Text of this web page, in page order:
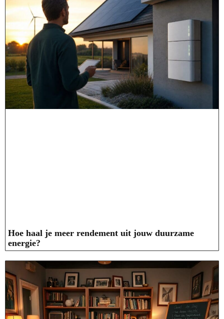
Hoe haal je meer rendement uit jouw duurzame
energie?